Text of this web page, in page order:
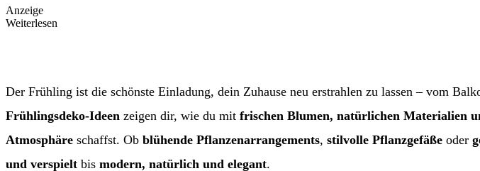
Anzeige
Weiterlesen
Der Frühling ist die schönste Einladung, dein Zuhause neu erstrahlen zu lassen – vom
Frühlingsdeko-Ideen zeigen dir, wie du mit frischen Blumen, natürlichen Materialien
Atmosphäre schaffst. Ob blühende Pflanzenarrangements, stilvolle Pflanzgefäße oder
und verspielt bis modern, natürlich und elegant.